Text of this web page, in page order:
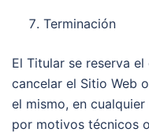
Terminación
El Titular se reserva
cancelar el Sitio Web
el mismo, en
por motivos técnicos